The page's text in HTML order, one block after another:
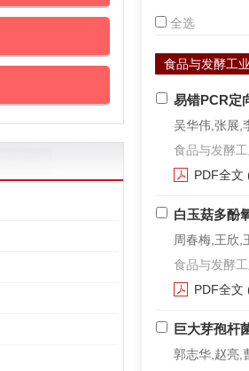
全选
食品与发酵工
易错PCR定
吴华伟,张展,
食品与发酵
PDF全文
白玉菇多酚
周春梅,王欣,
食品与发酵
PDF全文
巨大芽孢杆
郭志华,赵亮,